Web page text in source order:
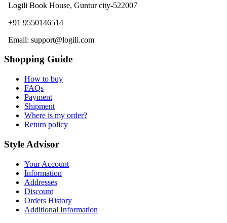
Logili Book House, Guntur city-522007
+91 9550146514
Email: support@logili.com
Shopping Guide
How to buy
FAQs
Payment
Shipment
Where is my order?
Return policy
Style Advisor
Your Account
Information
Addresses
Discount
Orders History
Additional Information